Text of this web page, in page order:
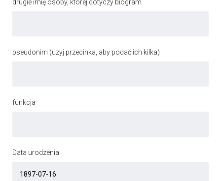
drugie imię osoby, której dotyczy biogram
pseudonim (uzyj przecinka, aby podać ich kilka)
funkcja
Data urodzenia